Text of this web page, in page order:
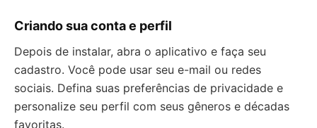
Criando sua conta e perfil
Depois de instalar, abra o aplicativo e faça seu
cadastro. Você pode usar seu e-mail ou redes
sociais. Defina suas preferências de privacidade e
personalize seu perfil com seus gêneros e décadas
favoritas.